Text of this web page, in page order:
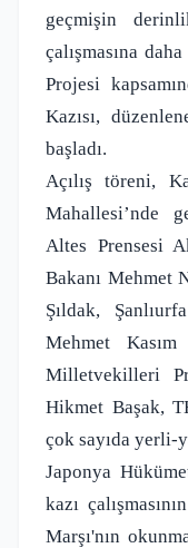
geçmişin
çalışmasına
Projesi
Kazısı,
başladı.
Açılış töreni,
Mahallesi’nde
Altes Prensesi
Bakanı Mehmet
Şıldak,
Mehmet
Milletvekilleri
Hikmet Başak,
çok sayıda yerli-
Japonya
kazı
Marşı'nın